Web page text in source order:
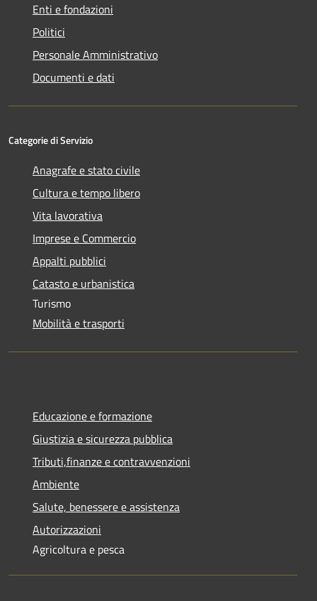
Enti e fondazioni
Politici
Personale Amministrativo
Documenti e dati
Categorie di Servizio
Anagrafe e stato civile
Cultura e tempo libero
Vita lavorativa
Imprese e Commercio
Appalti pubblici
Catasto e urbanistica
Turismo
Mobilità e trasporti
Educazione e formazione
Giustizia e sicurezza pubblica
Tributi,finanze e contravvenzioni
Ambiente
Salute, benessere e assistenza
Autorizzazioni
Agricoltura e pesca